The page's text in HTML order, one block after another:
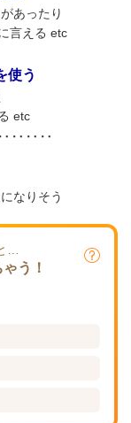
あったり
言える etc
使う
etc
なりそう
…
う！